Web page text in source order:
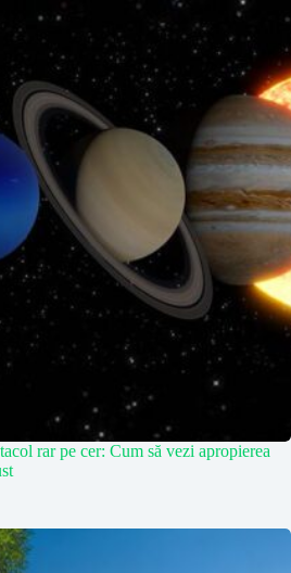
rar pe cer: Cum să vezi apropierea